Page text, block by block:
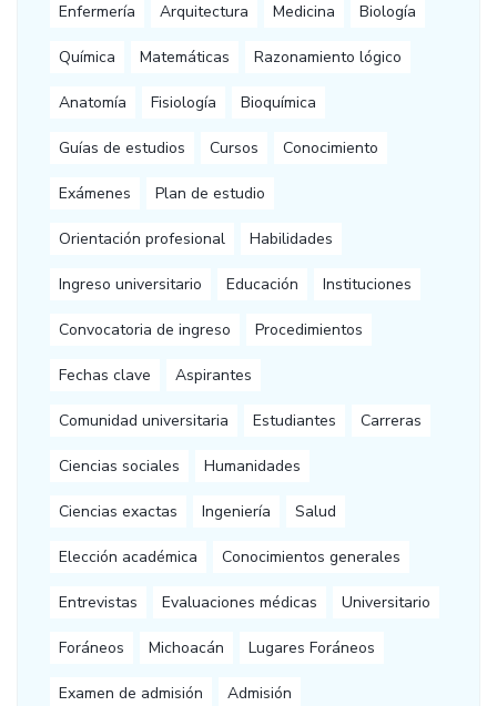
Enfermería Arquitectura Medicina Biología
Química Matemáticas Razonamiento lógico
Anatomía Fisiología Bioquímica
Guías de estudios Cursos Conocimiento
Exámenes Plan de estudio
Orientación profesional Habilidades
Ingreso universitario Educación Instituciones
Convocatoria de ingreso Procedimientos
Fechas clave Aspirantes
Comunidad universitaria Estudiantes Carreras
Ciencias sociales Humanidades
Ciencias exactas Ingeniería Salud
Elección académica Conocimientos generales
Entrevistas Evaluaciones médicas Universitario
Foráneos Michoacán Lugares Foráneos
Examen de admisión Admisión